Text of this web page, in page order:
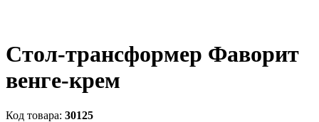
Стол-трансформер Фаворит
венге-крем
30125